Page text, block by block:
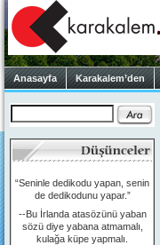
Anasayfa Karakalem’den
“Seninle dedikodu yapan, senin
de dedikodunu yapar.”
--Bu İrlanda atasözünü yaban
sözü diye yabana atmamalı,
kulağa küpe yapmalı.